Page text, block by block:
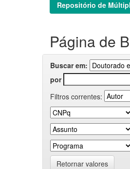
Repositório de
Página de
Buscar em:
por
Filtros correntes:
Retornar valores